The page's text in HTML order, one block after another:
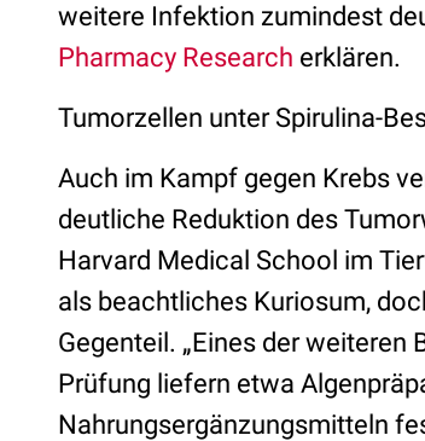
weitere Infektion zumindest
Pharmacy Research erklären.
Tumorzellen unter Spirulina-
Auch im Kampf gegen Krebs
deutliche Reduktion des
Harvard Medical School im
als beachtliches Kuriosum,
Gegenteil. „Eines der
Prüfung liefern etwa
Nahrungsergänzungsmitteln